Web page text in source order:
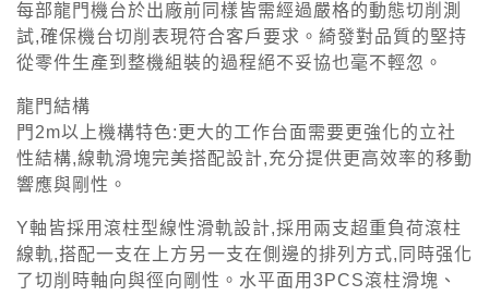
每部龍門機台於出廠前同樣皆需經過嚴格的動態切削測
試,確保機台切削表現符合客戶要求。綺發對品質的堅持
從零件生產到整機組裝的過程絕不妥協也毫不輕忽。
龍門結構
門2m以上機構特色:更大的工作台面需要更強化的立社
性結構,線軌滑塊完美搭配設計,充分提供更高效率的移動
響應與剛性。
Y軸皆採用滾柱型線性滑軌設計,採用兩支超重負荷滾柱
線軌,搭配一支在上方另一支在側邊的排列方式,同時强化
了切削時軸向與徑向剛性。水平面用3PCS滾柱滑塊、